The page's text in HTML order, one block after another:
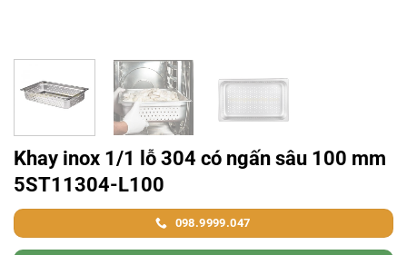
Khay inox 1/1 lỗ 304 có ngấn sâu 100 mm
5ST11304-L100
098.9999.047